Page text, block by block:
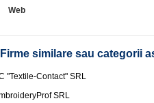
Web
Firme similare sau categorii
"Textile-Contact" SRL
SRL